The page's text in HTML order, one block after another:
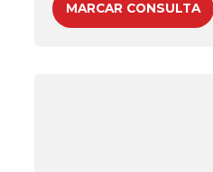
MARCAR CONSULTA